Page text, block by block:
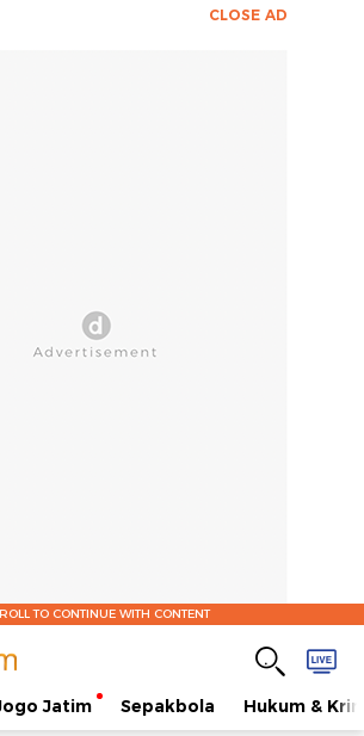
CLOSE AD
TO CONTINUE WITH CONTENT
Jatim Sepakbola Hukum &